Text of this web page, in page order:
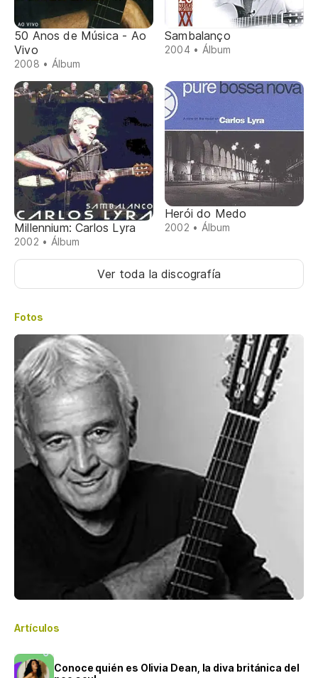
50 Anos de Música - Ao
Vivo
2008 • Álbum
Sambalanço
2004 • Álbum
Millennium: Carlos Lyra
2002 • Álbum
Herói do Medo
2002 • Álbum
Ver toda la discografía
Fotos
Artículos
Conoce quién es Olivia Dean, la diva británica del